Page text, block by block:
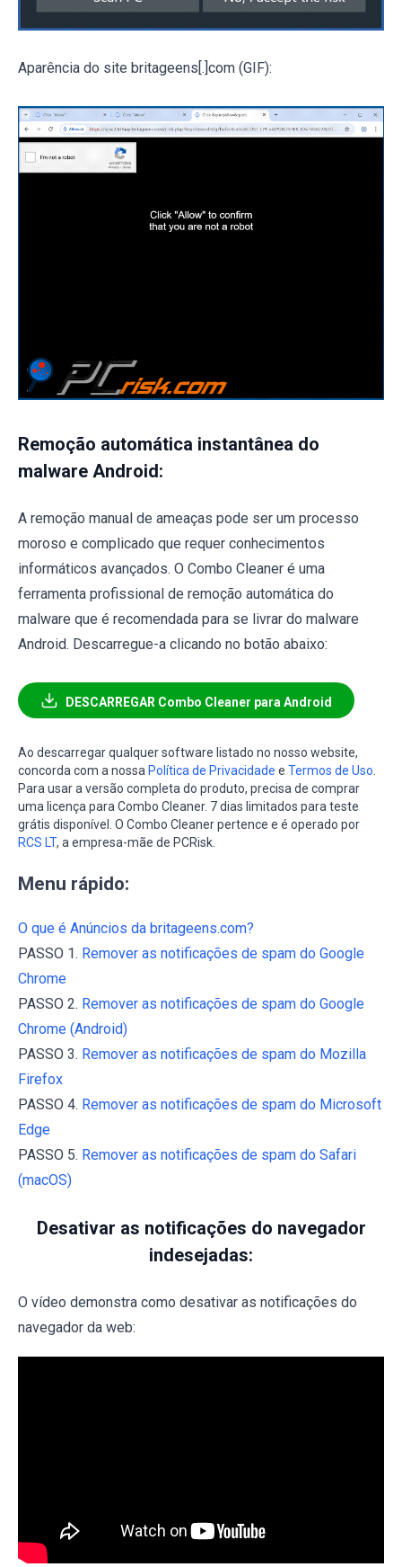
Aparência do site britageens[.]com (GIF):
Remoção automática instantânea do
malware Android:
A remoção manual de ameaças pode ser um processo
moroso e complicado que requer conhecimentos
informáticos avançados. O Combo Cleaner é uma
ferramenta profissional de remoção automática do
malware que é recomendada para se livrar do malware
Android. Descarregue-a clicando no botão abaixo:
DESCARREGAR Combo Cleaner para Android
Ao descarregar qualquer software listado no nosso website,
concorda com a nossa Política de Privacidade e Termos de Uso
Para usar a versão completa do produto, precisa de comprar
uma licença para Combo Cleaner. 7 dias limitados para teste
grátis disponível. O Combo Cleaner pertence e é operado por
RCS LT, a empresa-mãe de PCRisk.
Menu rápido:
O que é Anúncios da britageens.com?
PASSO 1. Remover as notificações de spam do Google
Chrome
PASSO 2. Remover as notificações de spam do Google
Chrome (Android)
PASSO 3. Remover as notificações de spam do Mozilla
Firefox
PASSO 4. Remover as notificações de spam do Microsoft
Edge
PASSO 5. Remover as notificações de spam do Safari
(macOS)
Desativar as notificações do navegador
indesejadas:
O vídeo demonstra como desativar as notificações do
navegador da web: